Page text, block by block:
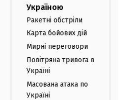
Україною
Ракетні обстріли
Карта бойових дій
Мирні переговори
Повітряна тривога в
Україні
Масована атака по
Україні